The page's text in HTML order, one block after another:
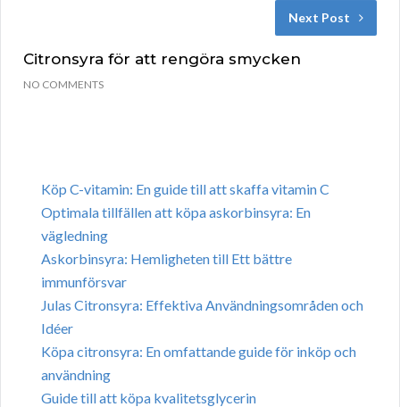
Next Post
Citronsyra för att rengöra smycken
NO COMMENTS
Köp C-vitamin: En guide till att skaffa vitamin C
Optimala tillfällen att köpa askorbinsyra: En
vägledning
Askorbinsyra: Hemligheten till Ett bättre
immunförsvar
Julas Citronsyra: Effektiva Användningsområden och
Idéer
Köpa citronsyra: En omfattande guide för inköp och
användning
Guide till att köpa kvalitetsglycerin